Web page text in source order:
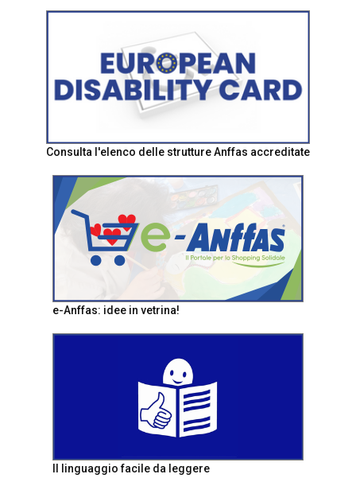
Consulta l'elenco delle strutture Anffas accreditate
e-Anffas: idee in vetrina!
Il linguaggio facile da leggere